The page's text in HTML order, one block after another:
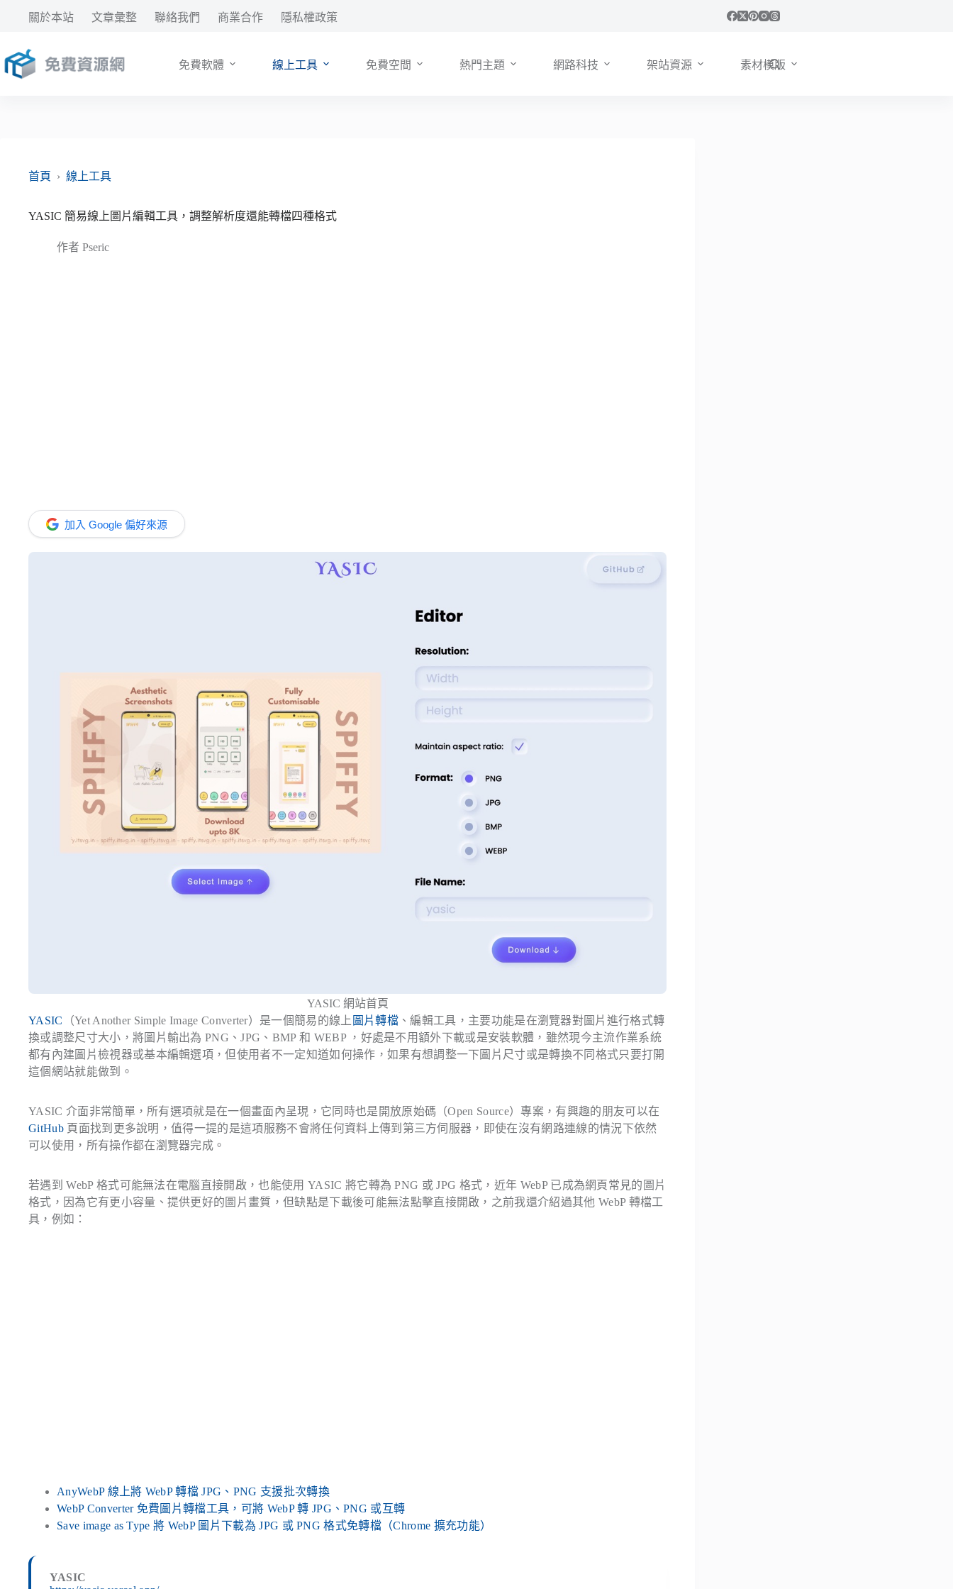
要
內
關於本站 文章彙整 聯絡我們 商業合作 隱私權政策
免費軟體 線上工具 免費空間 熱門主題 網路科技 架站資源 素材模版
首頁 › 線上工具
YASIC 簡易線上圖片編輯工具，調整解析度還能轉檔四種格式
作者 Pseric
加入 Google 偏好來源
YASIC 網站首頁
YASIC （Yet Another Simple Image Converter）是一個簡易的線上 圖片轉檔、編輯工具，主要功能是在瀏覽器對圖片進行格式轉
換或調整尺寸大小，將圖片輸出為 PNG、JPG、BMP 和 WEBP ，好處是不用額外下載或是安裝軟體，雖然現今主流作業系統
都有內建圖片檢視器或基本編輯選項，但使用者不一定知道如何操作，如果有想調整一下圖片尺寸或是轉換不同格式只要打開
這個網站就能做到。
YASIC 介面非常簡單，所有選項就是在一個畫面內呈現，它同時也是開放原始碼（Open Source）專案，有興趣的朋友可以在
GitHub頁面找到更多說明，值得一提的是這項服務不會將任何資料上傳到第三方伺服器，即使在沒有網路連線的情況下依然
可以使用，所有操作都在瀏覽器完成。
若遇到 WebP 格式可能無法在電腦直接開啟，也能使用 YASIC 將它轉為 PNG 或 JPG 格式，近年 WebP 已成為網頁常見的圖片
格式，因為它有更小容量、提供更好的圖片畫質，但缺點是下載後可能無法點擊直接開啟，之前我還介紹過其他 WebP 轉檔工
具，例如：
AnyWebP 線上將 WebP 轉檔 JPG、PNG 支援批次轉換
WebP Converter 免費圖片轉檔工具，可將 WebP 轉 JPG、PNG 或互轉
Save image as Type 將 WebP 圖片下載為 JPG 或 PNG 格式免轉檔（Chrome 擴充功能）
YASIC